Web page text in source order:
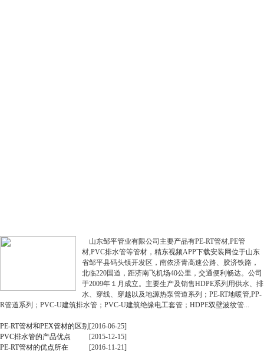
山东邹平管业有限公司主要产品有PE-RT管材,PE管
材,PVC排水管等管材，精东视频APP下载安装网位于山东
省邹平县码头镇开发区，南依济青高速公路、胶济铁路，
北临220国道，距济南飞机场40公里，交通便利畅达。公司
于2009年１月成立。主要生产及销售HDPE系列用供水、排
水、穿线、穿越以及地源热泵管道系列；PE-RT地暖管,PP-
R管道系列；PVC-U建筑排水管；PVC-U建筑绝缘电工套管；HDPE双壁波纹管...
PE-RT管材和PEX管材的区别 [2016-06-25]
PVC排水管的产品优点
[2015-12-15]
PE-RT管材的优点所在
[2016-11-21]